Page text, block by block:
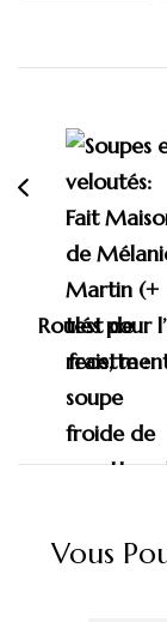
d'article
Roulés pour
frais,
Vous